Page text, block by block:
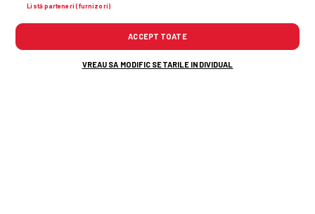
Listă parteneri (furnizori)
ACCEPT TOATE
VREAU SA MODIFIC SETARILE INDIVIDUAL